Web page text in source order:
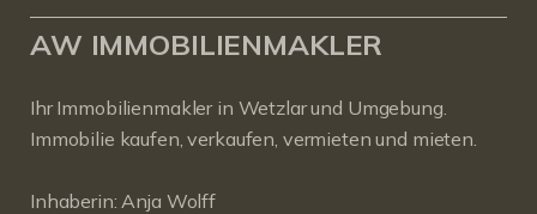
AW IMMOBILIENMAKLER
Ihr Immobilienmakler in Wetzlar und Umgebung.
Immobilie kaufen, verkaufen, vermieten und mieten.
Inhaberin: Anja Wolff